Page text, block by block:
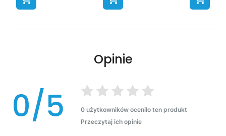
Opinie
0/5
0 użytkowników oceniło ten produkt
Przeczytaj ich opinie